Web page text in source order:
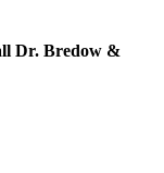
Dr. Bredow &